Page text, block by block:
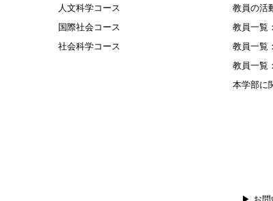
人文科学コース
国際社会コース
社会科学コース
教員の活
教員一覧
教員一覧
教員一覧
本学部に